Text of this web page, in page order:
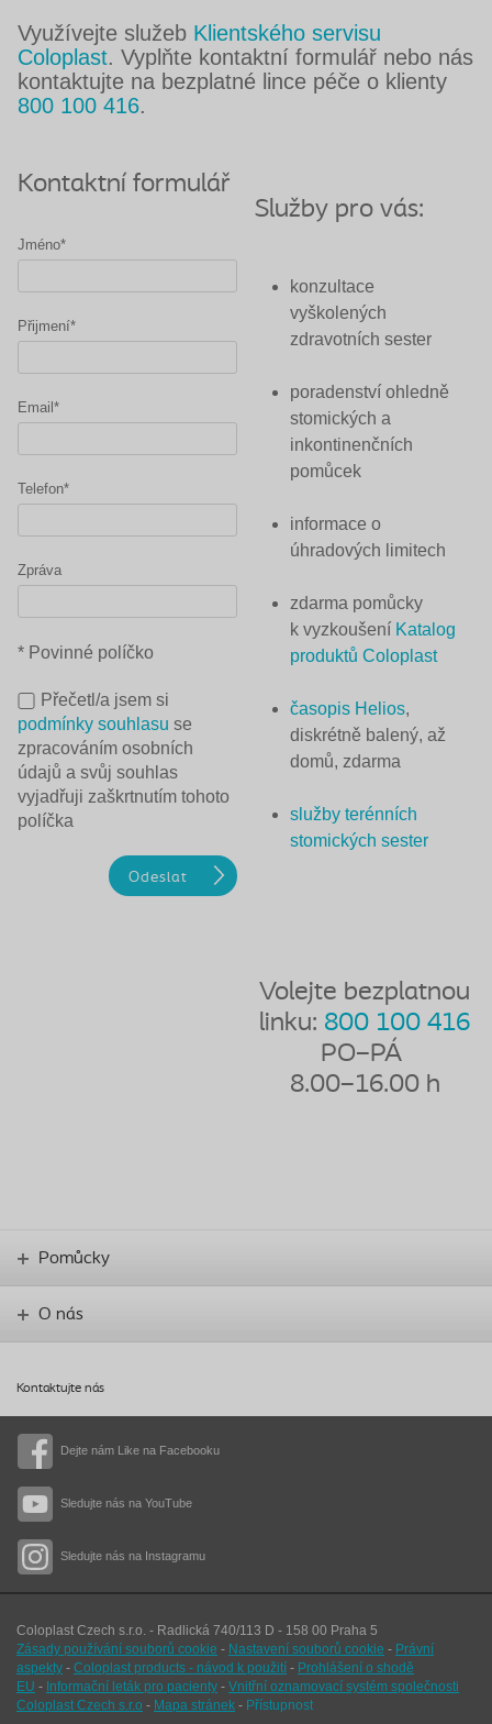
Využívejte služeb Klientského servisu
Coloplast. Vyplňte kontaktní formulář nebo nás
kontaktujte na bezplatné lince péče o klienty
800 100 416.
Kontaktní formulář
Jméno*
Přijmení*
Email*
Telefon*
Zpráva
* Povinné políčko
Přečetl/a jsem si
podmínky souhlasu se
zpracováním osobních
údajů a svůj souhlas
vyjadřuji zaškrtnutím tohoto
políčka
Služby pro vás:
konzultace
vyškolených
zdravotních sester
poradenství ohledně
stomických a
inkontinenčních
pomůcek
informace o
úhradových limitech
zdarma pomůcky
k vyzkoušení Katalog
produktů Coloplast
časopis Helios,
diskrétně balený, až
domů, zdarma
služby terénních
stomických sester
Volejte bezplatnou
linku: 800 100 416
PO–PÁ
8.00–16.00 h
Dejte nám Like na Facebooku
Sledujte nás na YouTube
Sledujte nás na Instagramu
Pomůcky
O nás
Kontaktujte nás
Coloplast Czech s.r.o. - Radlická 740/113 D - 158 00 Praha 5
Zásady používání souborů cookie - Nastavení souborů cookie - Právní
aspekty - Coloplast products - návod k použití - Prohlášení o shodě
EU - Informační leták pro pacienty - Vnitřní oznamovací systém společnosti
Coloplast Czech s.r.o - Mapa stránek - Přístupnost